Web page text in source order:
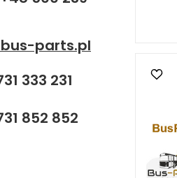
parts.pl
333 231
852 852